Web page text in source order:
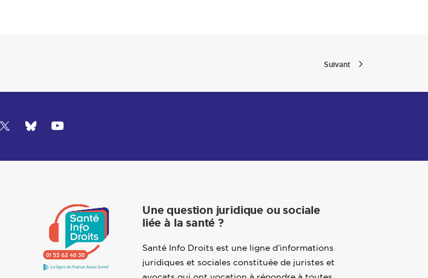
Suivant
Une question juridique ou sociale
liée à la santé ?
Santé Info Droits est une ligne d’informations
juridiques et sociales constituée de juristes et